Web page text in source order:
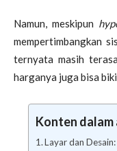
Namun, meskipun
mempertimbangkan
ternyata masih
harganya juga bisa
Konten dalam
Layar dan